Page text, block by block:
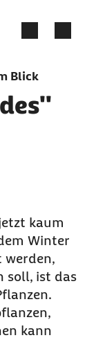
Blick
kaum
Winter
werden,
soll, ist das
kann